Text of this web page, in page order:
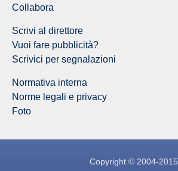
Collabora
Scrivi al direttore
Vuoi fare pubblicità?
Scrivici per segnalazioni
Normativa interna
Norme legali e privacy
Foto
Copyright © 2004-2015